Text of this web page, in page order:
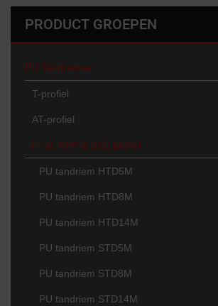
PRODUCT GROEPEN
PU Tandriemen
T-profiel
AT-profiel
HTD, RPP & STD profiel
PU tandriem HTD5M
PU tandriem HTD8M
PU tandriem HTD14M
PU tandriem STD5M
PU tandriem STD8M
PU tandriem STD14M